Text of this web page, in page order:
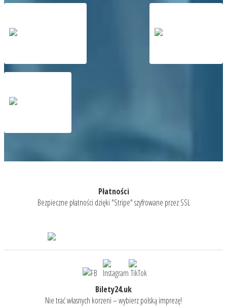
Płatności
Bezpieczne płatności dzięki "Stripe" szyfrowane przez SSL
Bilety24.uk
Nie trać własnych korzeni – wybierz polską imprezę!